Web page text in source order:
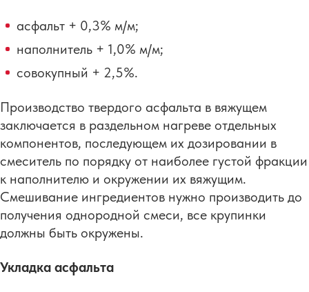
асфальт + 0,3% м/м;
наполнитель + 1,0% м/м;
совокупный + 2,5%.
Производство твердого асфальта в вяжущем
заключается в раздельном нагреве отдельных
компонентов, последующем их дозировании в
смеситель по порядку от наиболее густой фракции
к наполнителю и окружении их вяжущим.
Смешивание ингредиентов нужно производить до
получения однородной смеси, все крупинки
должны быть окружены.
Укладка асфальта